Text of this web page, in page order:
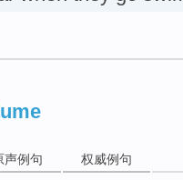
声例句 权威例句